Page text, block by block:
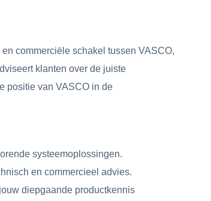
commerciële schakel tussen VASCO,
klanten over de juiste
positie van VASCO in de
systeemoplossingen.
en commercieel advies.
diepgaande productkennis